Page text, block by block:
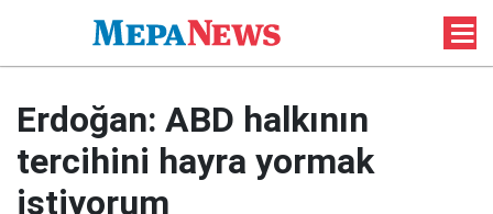
Erdoğan: ABD halkının
tercihini hayra yormak
istiyorum